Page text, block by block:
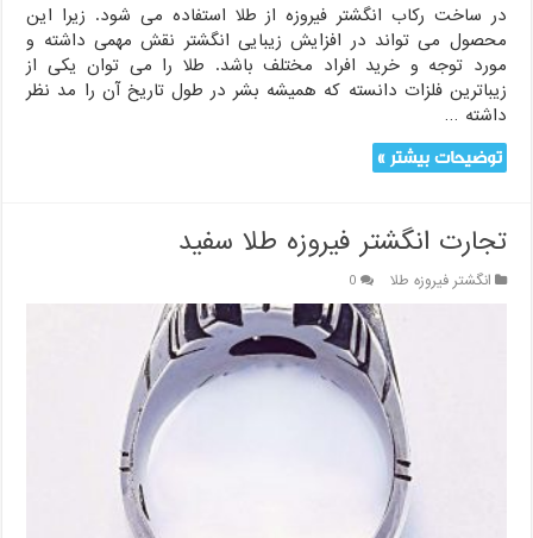
در ساخت رکاب انگشتر فیروزه از طلا استفاده می شود. زیرا این
محصول می تواند در افزایش زیبایی انگشتر نقش مهمی داشته و
مورد توجه و خرید افراد مختلف باشد. طلا را می توان یکی از
زیباترین فلزات دانسته که همیشه بشر در طول تاریخ آن را مد نظر
داشته …
توضیحات بیشتر »
تجارت انگشتر فیروزه طلا سفید
انگشتر فیروزه طلا 0